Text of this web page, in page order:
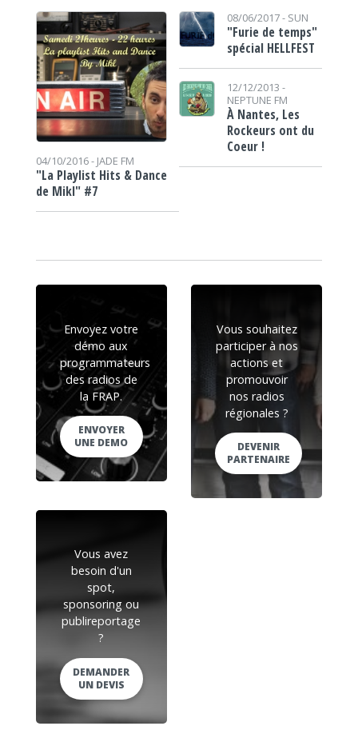
04/10/2016 - JADE FM
"La Playlist Hits & Dance
de Mikl" #7
08/06/2017 - SUN
"Furie de temps"
spécial HELLFEST
12/12/2013 -
NEPTUNE FM
À Nantes, Les
Rockeurs ont du
Coeur !
Envoyez votre
démo aux
programmateurs
des radios de
la FRAP.
ENVOYER
UNE DEMO
Vous souhaitez
participer à nos
actions et
promouvoir
nos radios
régionales ?
DEVENIR
PARTENAIRE
Vous avez
besoin d'un
spot,
sponsoring ou
publireportage
?
DEMANDER
UN DEVIS